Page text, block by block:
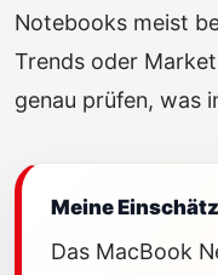
Notebooks meist
Trends oder
genau prüfen, was
Meine
Das MacBook